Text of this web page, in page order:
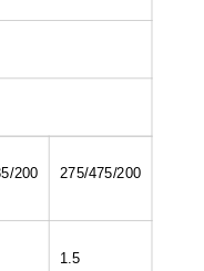
200 275/475/200
1.5